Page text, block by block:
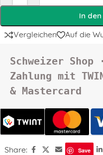
In
Vergleichen Auf die
Schweizer
Zahlung mit
& Mastercard
Share: Save